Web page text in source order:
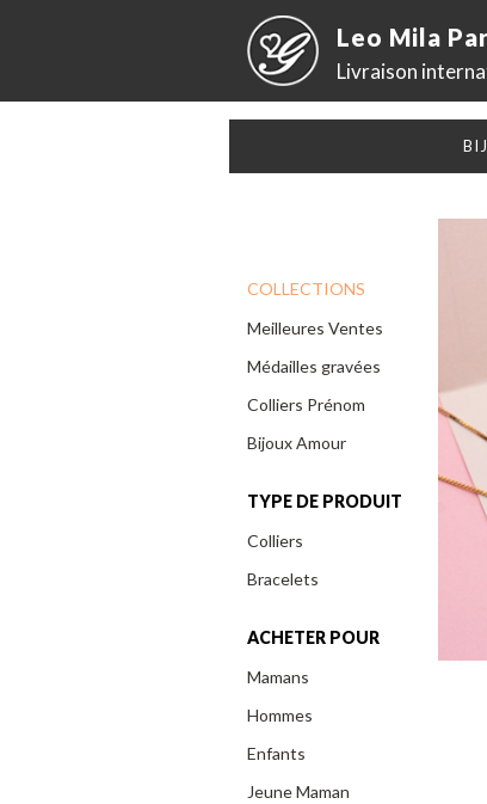
Leo Mila
Livraison
COLLECTIONS
Meilleures Ventes
Médailles gravées
Colliers Prénom
Bijoux Amour
TYPE DE PRODUIT
Colliers
Bracelets
ACHETER POUR
Mamans
Hommes
Enfants
Jeune Maman